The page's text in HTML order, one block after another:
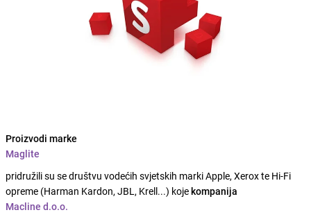
Proizvodi marke
Maglite
pridružili su se društvu vodećih svjetskih marki Apple, Xerox te Hi-Fi
opreme (Harman Kardon, JBL, Krell...) kojekompanija
Macline d.o.o.